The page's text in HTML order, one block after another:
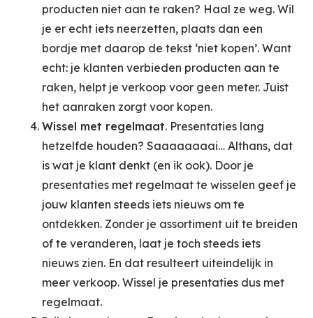
producten niet aan te raken? Haal ze weg. Wil
je er echt iets neerzetten, plaats dan een
bordje met daarop de tekst ‘niet kopen’. Want
echt: je klanten verbieden producten aan te
raken, helpt je verkoop voor geen meter. Juist
het aanraken zorgt voor kopen.
Wissel met regelmaat. Presentaties lang
hetzelfde houden? Saaaaaaaai… Althans, dat
is wat je klant denkt (en ik ook). Door je
presentaties met regelmaat te wisselen geef je
jouw klanten steeds iets nieuws om te
ontdekken. Zonder je assortiment uit te breiden
of te veranderen, laat je toch steeds iets
nieuws zien. En dat resulteert uiteindelijk in
meer verkoop. Wissel je presentaties dus met
regelmaat.